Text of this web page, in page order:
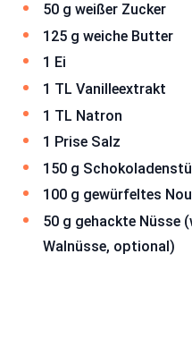
50 g weißer Zucker
125 g weiche Butter
1 Ei
1 TL Vanilleextrakt
1 TL Natron
1 Prise Salz
150 g
100 g gewürfeltes
50 g gehackte Nüsse
Walnüsse, optional)